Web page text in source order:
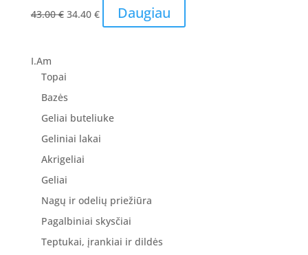
43.00€ Original
34.40 €Current
price
Daugiau
I.Am
Topai
Bazės
Geliai buteliuke
Geliniai lakai
Akrigeliai
Geliai
Nagų ir odelių priežiūra
Pagalbiniai skysčiai
Teptukai, įrankiai ir dildės